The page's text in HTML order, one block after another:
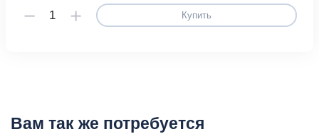
Купить
Вам так же потребуется